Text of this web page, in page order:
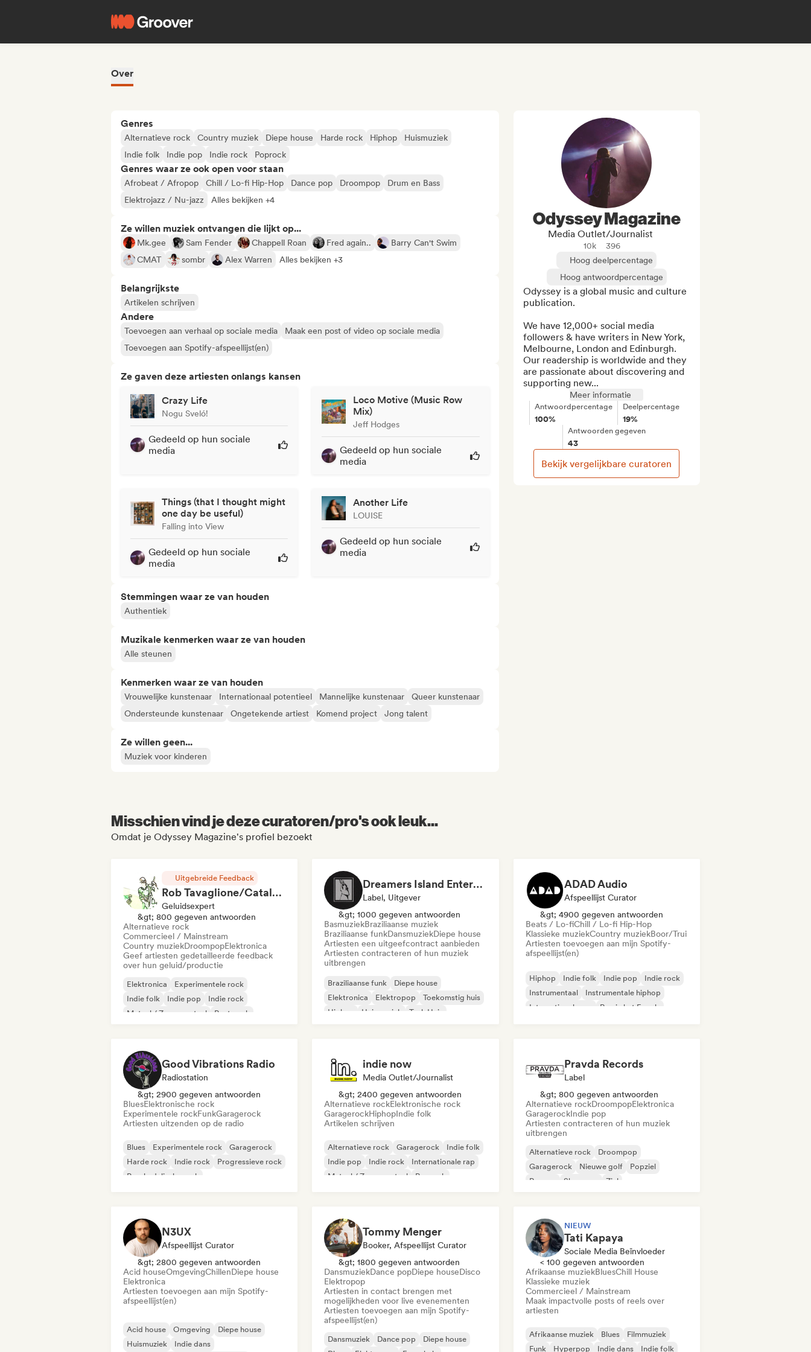
Over
Genres
Alternatieve rock Country muziek Diepe house Harde rock Hiphop
Huismuziek
Indie folk
Indie pop Indie rock Poprock
Genres waar ze ook open voor staan
Afrobeat / Afropop Chill / Lo-fi Hip-Hop Dance pop Droompop
Drum en Bass
Elektrojazz / Nu-jazz
Alles bekijken +4
Ze willen muziek ontvangen die lijkt op...
Mk.gee Sam Fender Chappell Roan Fred again..
Barry Can't Swim
CMAT
sombr Alex Warren Alles bekijken +3
Belangrijkste
Artikelen schrijven
Andere
Toevoegen aan verhaal op sociale media
Maak een post of video op sociale media
Toevoegen aan Spotify-afspeellijst(en)
Ze gaven deze artiesten onlangs kansen
Crazy Life
Nogu Sveló!
Gedeeld op hun sociale
media
Loco Motive (Music Row
Mix)
Jeff Hodges
Gedeeld op hun sociale
media
Things (that I thought might
one day be useful)
Falling into View
Gedeeld op hun sociale
media
Another Life
LOUISE
Gedeeld op hun sociale
media
Stemmingen waar ze van houden
Authentiek
Muzikale kenmerken waar ze van houden
Alle steunen
Kenmerken waar ze van houden
Vrouwelijke kunstenaar Internationaal potentieel Mannelijke kunstenaar
Queer kunstenaar
Ondersteunde kunstenaar
Ongetekende artiest Komend project Jong talent
Ze willen geen...
Muziek voor kinderen
Odyssey Magazine
Media Outlet/Journalist
10k
396
Hoog deelpercentage
Hoog antwoordpercentage
Odyssey is a global music and culture
publication.
We have 12,000+ social media
followers & have writers in New York,
Melbourne, London and Edinburgh.
Our readership is worldwide and they
are passionate about discovering and
supporting new...
Meer informatie
Antwoordpercentage
100%
Deelpercentage
19%
Antwoorden gegeven
43
Bekijk vergelijkbare curatoren
Misschien vind je deze curatoren/pro's ook leuk...
Omdat je Odyssey Magazine's profiel bezoekt
Uitgebreide Feedback
Rob Tavaglione/Catalyst Recording
Geluidsexpert
&gt; 800 gegeven antwoorden
Alternatieve rock
Commercieel / Mainstream
Country muziekDroompopElektronica
Geef artiesten gedetailleerde feedback
over hun geluid/productie
Elektronica
Experimentele rock
Indie folk
Indie pop
Indie rock
Metaal / Zwaar metaal
Post punk
Dreamers Island Entertainment
Label, Uitgever
&gt; 1000 gegeven antwoorden
BasmuziekBraziliaanse muziek
Braziliaanse funkDansmuziekDiepe house
Artiesten een uitgeefcontract aanbieden
Artiesten contracteren of hun muziek
uitbrengen
Braziliaanse funk
Diepe house
Elektronica
Elektropop
Toekomstig huis
Hiphop
Huismuziek Tech Huis
ADAD Audio
Afspeellijst Curator
&gt; 4900 gegeven antwoorden
Beats / Lo-fiChill / Lo-fi Hip-Hop
Klassieke muziekCountry muziekBoor/Trui
Artiesten toevoegen aan mijn Spotify-
afspeellijst(en)
Hiphop Indie folk Indie pop
Indie rock
Instrumentaal
Instrumentale hiphop
Internationale rap
Rap in het Engels
Good Vibrations Radio
Radiostation
&gt; 2900 gegeven antwoorden
BluesElektronische rock
Experimentele rockFunkGaragerock
Artiesten uitzenden op de radio
Blues Experimentele rock
Garagerock
Harde rock
Indie rock
Progressieve rock
Psychedelische rock
indie now
Media Outlet/Journalist
&gt; 2400 gegeven antwoorden
Alternatieve rockElektronische rock
GaragerockHiphopIndie folk
Artikelen schrijven
Alternatieve rock Garagerock
Indie folk
Indie pop
Indie rock
Internationale rap
Metaal / Zwaar metaal
Poprock
Pravda Records
Label
&gt; 800 gegeven antwoorden
Alternatieve rockDroompopElektronica
GaragerockIndie pop
Artiesten contracteren of hun muziek
uitbrengen
Alternatieve rock
Droompop
Garagerock
Nieuwe golf
Popziel
Reggae
Shoegaze Ziel
N3UX
Afspeellijst Curator
&gt; 2800 gegeven antwoorden
Acid houseOmgevingChillenDiepe house
Elektronica
Artiesten toevoegen aan mijn Spotify-
afspeellijst(en)
Acid house Omgeving
Diepe house
Huismuziek
Indie dans
Tommy Menger
Booker, Afspeellijst Curator
&gt; 1800 gegeven antwoorden
DansmuziekDance popDiepe houseDisco
Elektropop
Artiesten in contact brengen met
mogelijkheden voor live evenementen
Artiesten toevoegen aan mijn Spotify-
afspeellijst(en)
Dansmuziek Dance pop
Diepe house
NIEUW
Tati Kapaya
Sociale Media Beïnvloeder
< 100 gegeven antwoorden
Afrikaanse muziekBluesChill House
Klassieke muziek
Commercieel / Mainstream
Maak impactvolle posts of reels over
artiesten
Afrikaanse muziek Blues
Filmmuziek
Funk
Hyperpop Indie dans Indie folk